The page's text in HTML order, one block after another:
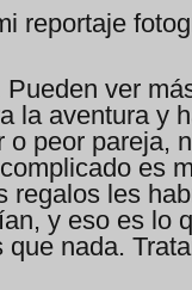
reportaje
ver
la aventura y
peor pareja,
es
regalos les
y eso es lo
nada.